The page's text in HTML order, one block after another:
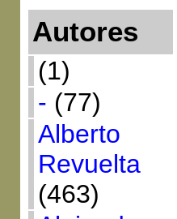
Autores
(1)
- (77)
Alberto
Revuelta
(463)